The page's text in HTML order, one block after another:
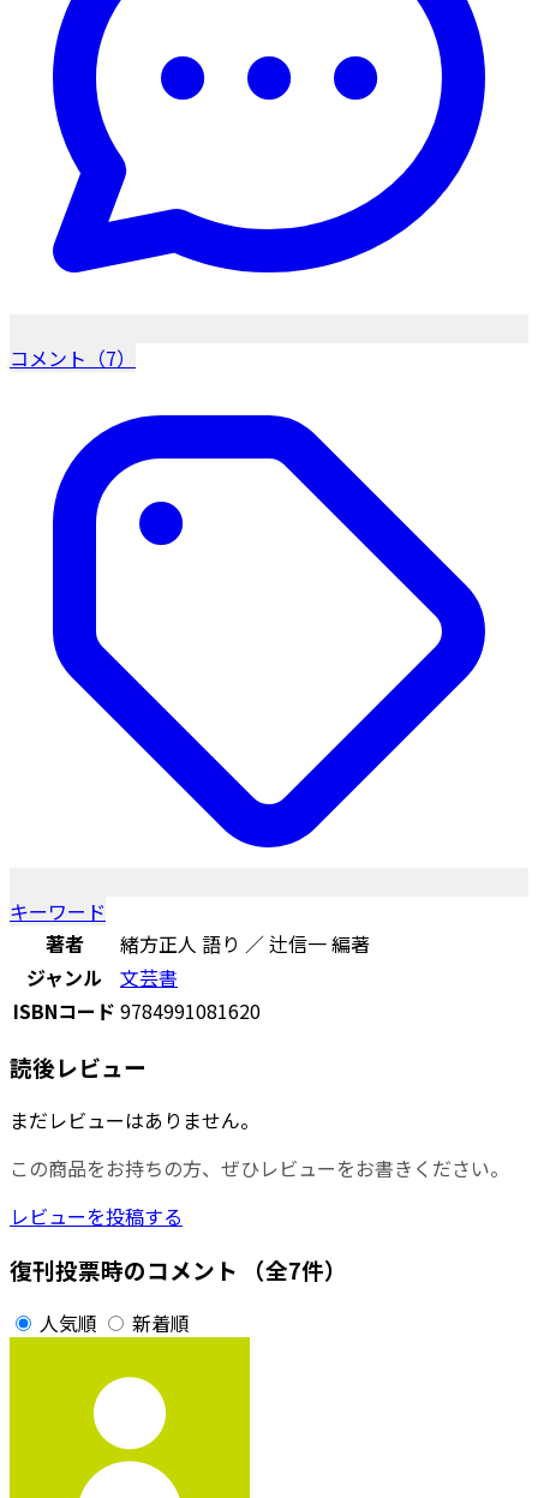
コメント（7）
キーワード
著者
緒方正人 語り ／ 辻信一 編著
ジャンル
文芸書
ISBNコード 9784991081620
読後レビュー
まだレビューはありません。
この商品をお持ちの方、ぜひレビューをお書きください。
レビューを投稿する
復刊投票時のコメント （全7件）
人気順 新着順